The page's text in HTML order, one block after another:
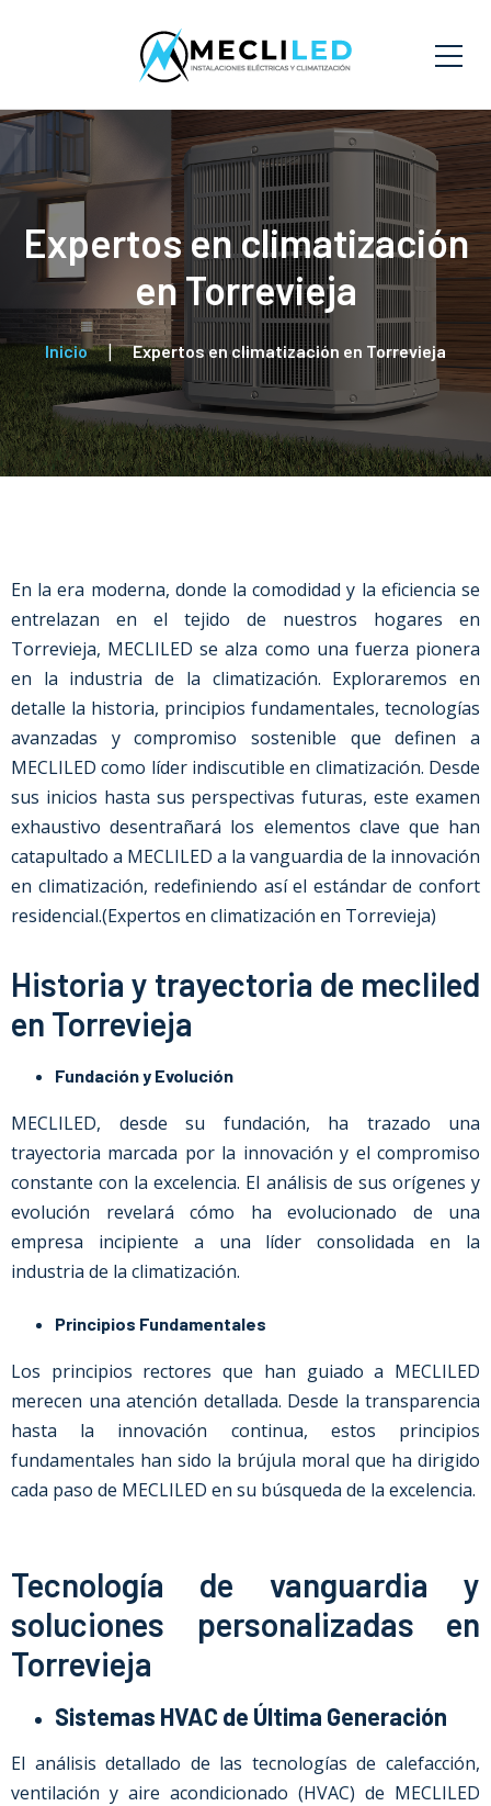
Expertos en climatización
en Torrevieja
Inicio Expertos en climatización en Torrevieja
En la era moderna, donde la comodidad y la eficiencia se
entrelazan en el tejido de nuestros hogares en
Torrevieja, MECLILED se alza como una fuerza pionera
en la industria de la climatización. Exploraremos en
detalle la historia, principios fundamentales, tecnologías
avanzadas y compromiso sostenible que definen a
MECLILED como líder indiscutible en climatización. Desde
sus inicios hasta sus perspectivas futuras, este examen
exhaustivo desentrañará los elementos clave que han
catapultado a MECLILED a la vanguardia de la innovación
en climatización, redefiniendo así el estándar de confort
residencial.(Expertos en climatización en Torrevieja)
Historia y trayectoria de mecliled
en Torrevieja
Fundación y Evolución
MECLILED, desde su fundación, ha trazado una
trayectoria marcada por la innovación y el compromiso
constante con la excelencia. El análisis de sus orígenes y
evolución revelará cómo ha evolucionado de una
empresa incipiente a una líder consolidada en la
industria de la climatización.
Principios Fundamentales
Los principios rectores que han guiado a MECLILED
merecen una atención detallada. Desde la transparencia
hasta la innovación continua, estos principios
fundamentales han sido la brújula moral que ha dirigido
cada paso de MECLILED en su búsqueda de la excelencia.
Tecnología de vanguardia y
soluciones personalizadas en
Torrevieja
Sistemas HVAC de Última Generación
El análisis detallado de las tecnologías de calefacción,
ventilación y aire acondicionado (HVAC) de MECLILED